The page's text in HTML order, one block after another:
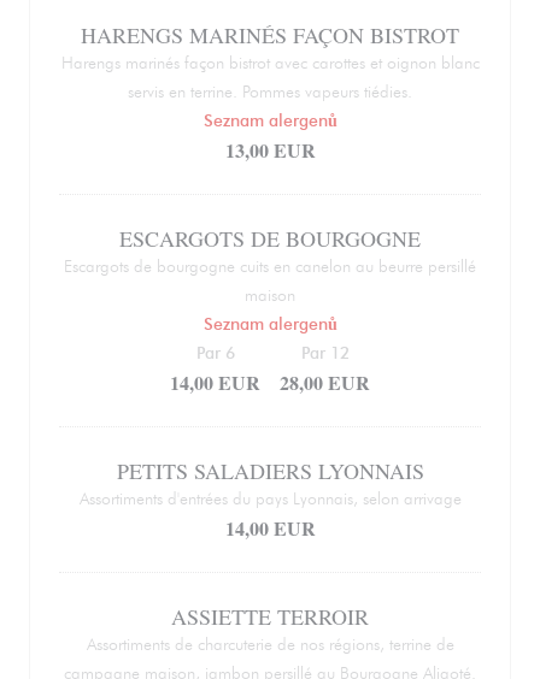
HARENGS MARINÉS FAÇON BISTROT
Harengs marinés façon bistrot avec carottes et oignon blanc
servis en terrine. Pommes vapeurs tiédies.
Seznam alergenů
13,00 EUR
ESCARGOTS DE BOURGOGNE
Escargots de bourgogne cuits en canelon au beurre persillé
maison
Seznam alergenů
14,00 EUR
Par 6
28,00 EUR
Par 12
PETITS SALADIERS LYONNAIS
Assortiments d'entrées du pays Lyonnais, selon arrivage
14,00 EUR
ASSIETTE TERROIR
Assortiments de charcuterie de nos régions, terrine de
campagne maison, jambon persillé au Bourgogne Aligoté.